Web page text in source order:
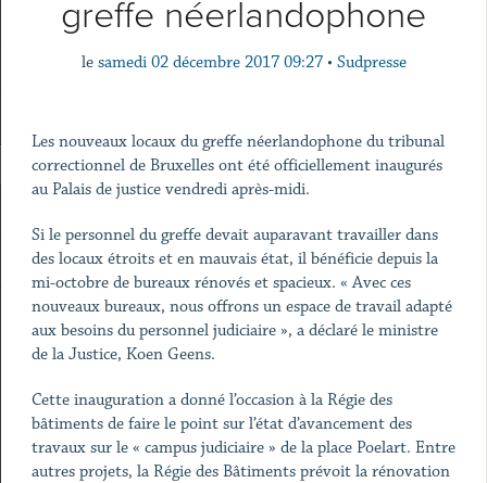
greffe néerlandophone
le samedi 02 décembre 2017 09:27 • Sudpresse
Les nouveaux locaux du greffe néerlandophone du tribunal
correctionnel de Bruxelles ont été officiellement inaugurés
au Palais de justice vendredi après-midi.
Si le personnel du greffe devait auparavant travailler dans
des locaux étroits et en mauvais état, il bénéficie depuis la
mi-octobre de bureaux rénovés et spacieux. « Avec ces
nouveaux bureaux, nous offrons un espace de travail adapté
aux besoins du personnel judiciaire », a déclaré le ministre
de la Justice, Koen Geens.
Cette inauguration a donné l’occasion à la Régie des
bâtiments de faire le point sur l’état d’avancement des
travaux sur le « campus judiciaire » de la place Poelart. Entre
autres projets, la Régie des Bâtiments prévoit la rénovation